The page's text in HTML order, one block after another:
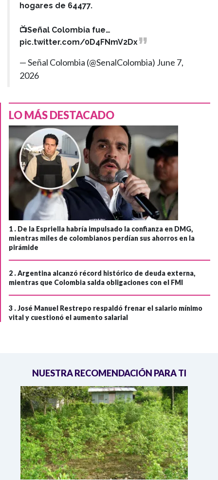
hogares de 64477.
📺Señal Colombia fue…
pic.twitter.com/0D4FNmV2Dx
— Señal Colombia (@SenalColombia) June 7,
2026
LO MÁS DESTACADO
1 . De la Espriella habría impulsado la confianza en DMG,
mientras miles de colombianos perdían sus ahorros en la
pirámide
2 .Argentina alcanzó récord histórico de deuda externa,
mientras que Colombia salda obligaciones con el FMI
3 .José Manuel Restrepo respaldó frenar el salario mínimo
vital y cuestionó el aumento salarial
NUESTRA RECOMENDACIÓN PARA TI